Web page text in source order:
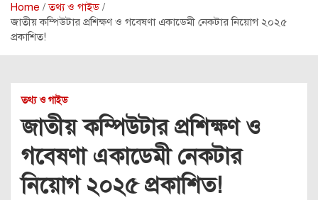
Home
তথ্য ও গাইড
জাতীয় কম্পিউটার প্রশিক্ষণ ও গবেষণা একাডেমী নেকটার নিয়োগ ২০২৫
প্রকাশিত!
তথ্য ও গাইড
জাতীয় কম্পিউটার প্রশিক্ষণ ও
গবেষণা একাডেমী নেকটার
নিয়োগ ২০২৫ প্রকাশিত!